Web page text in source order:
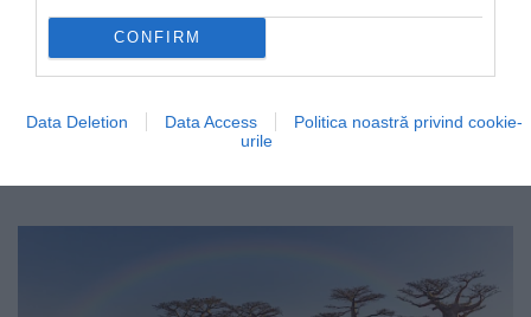
CONFIRM
Data Deletion Data Access
Politica noastră privind cookie-
urile